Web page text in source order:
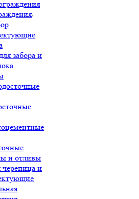
забора и
и отливы
черепица и